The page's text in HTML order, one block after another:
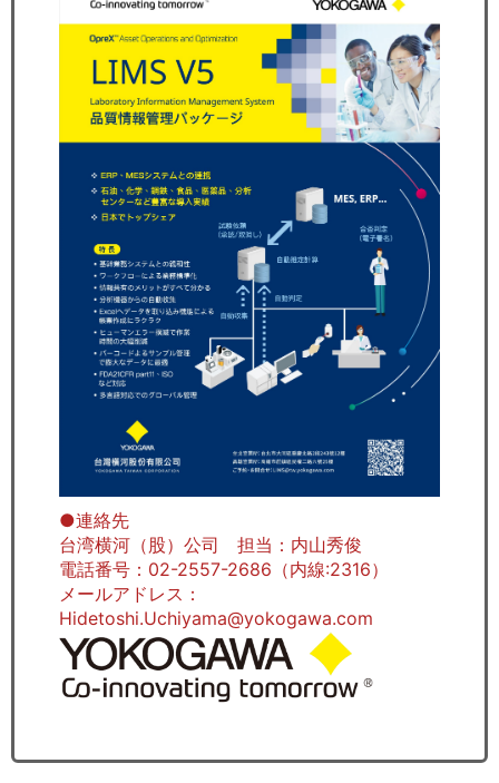
●連絡先
台湾横河（股）公司 担当：内山秀俊
電話番号：02-2557-2686（内線:2316）
メールアドレス：
Hidetoshi.Uchiyama@yokogawa.com